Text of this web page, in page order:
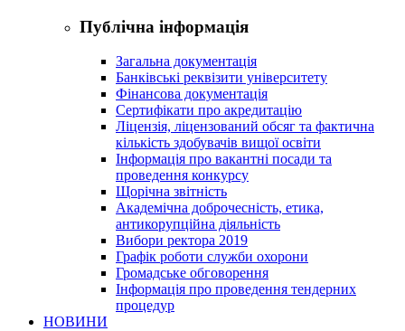
Публічна інформація
Загальна документація
Банківські реквізити університету
Фінансова документація
Сертифікати про акредитацію
Ліцензія, ліцензований обсяг та фактична
кількість здобувачів вищої освіти
Інформація про вакантні посади та
проведення конкурсу
Щорічна звітність
Академічна доброчесність, етика,
антикорупційна діяльність
Вибори ректора 2019
Графік роботи служби охорони
Громадське обговорення
Інформація про проведення тендерних
процедур
НОВИНИ